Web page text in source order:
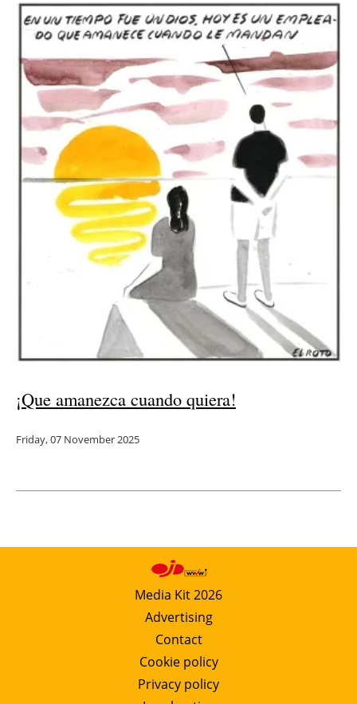
¡Que amanezca cuando quiera!
Friday, 07 November 2025
Media Kit 2026
Advertising
Contact
Cookie policy
Privacy policy